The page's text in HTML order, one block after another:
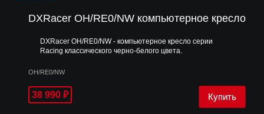
DXRacer OH/RE0/NW компьютерное кресло
DXRacer OH/RE0/NW - компьютерное кресло серии
Racing классического черно-белого цвета.
OH/RE0/NW
38 990 ₽